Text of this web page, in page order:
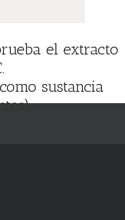
el extracto
sustancia